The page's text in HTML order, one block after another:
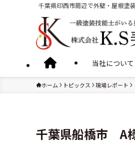
千葉県印西市周辺で外壁・屋根塗
当社について
ホーム トピックス 現場レポート
千葉県船橋市 A